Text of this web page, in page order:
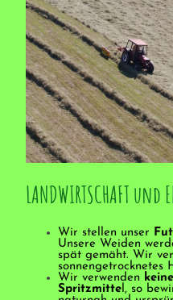
LANDWIRTSCHAFT und
Wir stellen unser
Unsere Weiden
spät gemäht. Wir
sonnengetrocknetes
Wir verwenden
Spritzmitte l, so